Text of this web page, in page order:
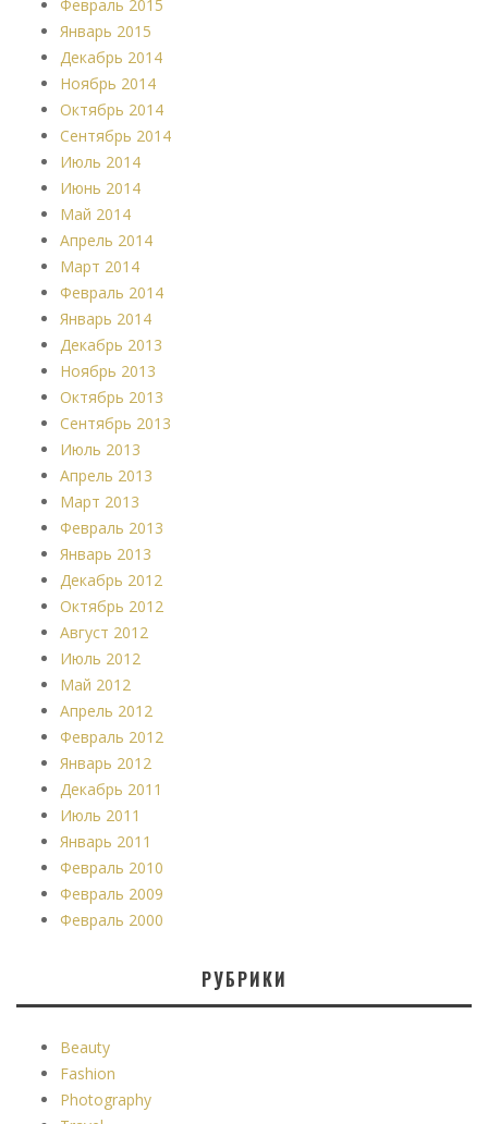
Февраль 2015
Январь 2015
Декабрь 2014
Ноябрь 2014
Октябрь 2014
Сентябрь 2014
Июль 2014
Июнь 2014
Май 2014
Апрель 2014
Март 2014
Февраль 2014
Январь 2014
Декабрь 2013
Ноябрь 2013
Октябрь 2013
Сентябрь 2013
Июль 2013
Апрель 2013
Март 2013
Февраль 2013
Январь 2013
Декабрь 2012
Октябрь 2012
Август 2012
Июль 2012
Май 2012
Апрель 2012
Февраль 2012
Январь 2012
Декабрь 2011
Июль 2011
Январь 2011
Февраль 2010
Февраль 2009
Февраль 2000
РУБРИКИ
Beauty
Fashion
Photography